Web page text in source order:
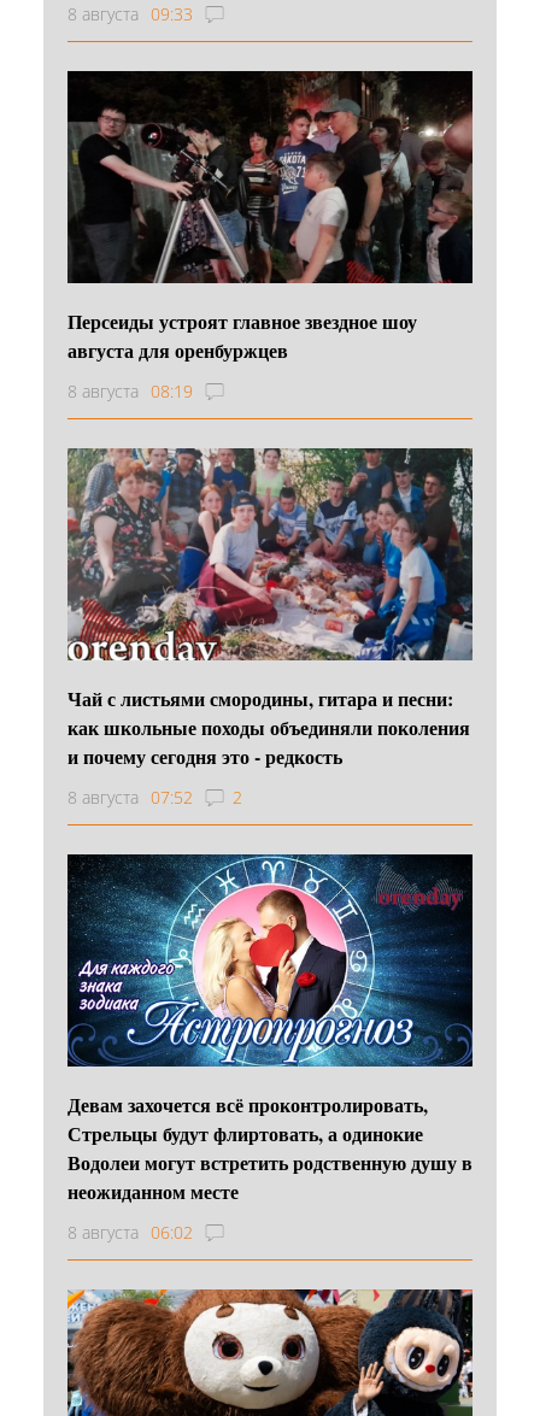
8 августа 09:33
Персеиды устроят главное звездное шоу
августа для оренбуржцев
8 августа 08:19
Чай с листьями смородины, гитара и песни:
как школьные походы объединяли поколения
и почему сегодня это - редкость
8 августа 07:52 2
Девам захочется всё проконтролировать,
Стрельцы будут флиртовать, а одинокие
Водолеи могут встретить родственную душу в
неожиданном месте
8 августа 06:02